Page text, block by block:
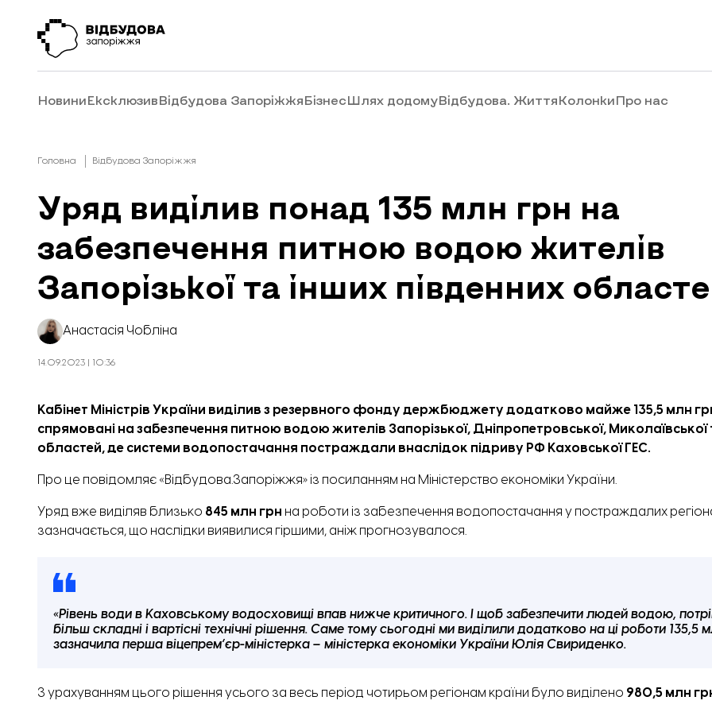
НовиниЕксклюзивВідбудова ЗапоріжжяБізнесШлях додомуВідбудова. ЖиттяКолонкиПро нас
Головна Відбудова Запоріжжя
Уряд виділив понад 135 млн грн на
забезпечення питною водою жителів
Запорізької та інших південних
Анастасія Чобліна
14.09.2023 | 10:36
Кабінет Міністрів України виділив з резервного фонду держбюджету додатково майже 135,5 млн
спрямовані на забезпечення питною водою жителів Запорізької, Дніпропетровської, Миколаївської
областей, де системи водопостачання постраждали внаслідок підриву РФ Каховської ГЕС.
Про це повідомляє «Відбудова.Запоріжжя» із посиланням на Міністерство економіки України.
Уряд вже виділяв близько 845 млн грн на роботи із забезпечення водопостачання у постраждалих
зазначається, що наслідки виявилися гіршими, аніж прогнозувалося.
«Рівень води в Каховському водосховищі впав нижче критичного. І щоб забезпечити людей водою,
більш складні і вартісні технічні рішення. Саме тому сьогодні ми виділили додатково на ці роботи 135,5
зазначила перша віцепрем’єр-міністерка – міністерка економіки України Юлія Свириденко.
З урахуванням цього рішення усього за весь період чотирьом регіонам країни було виділено 980,5 млн